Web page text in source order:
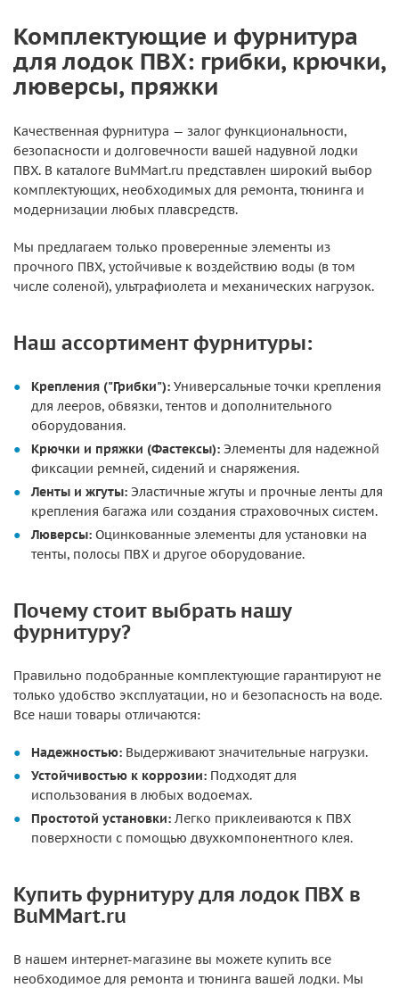
Комплектующие и фурнитура
для лодок ПВХ: грибки, крючки,
люверсы, пряжки
Качественная фурнитура — залог функциональности,
безопасности и долговечности вашей надувной лодки
ПВХ. В каталоге BuMMart.ru представлен широкий выбор
комплектующих, необходимых для ремонта, тюнинга и
модернизации любых плавсредств.
Мы предлагаем только проверенные элементы из
прочного ПВХ, устойчивые к воздействию воды (в том
числе соленой), ультрафиолета и механических нагрузок.
Наш ассортимент фурнитуры:
Крепления ("Грибки"): Универсальные точки крепления
для лееров, обвязки, тентов и дополнительного
оборудования.
Крючки и пряжки (Фастексы): Элементы для надежной
фиксации ремней, сидений и снаряжения.
Ленты и жгуты: Эластичные жгуты и прочные ленты для
крепления багажа или создания страховочных систем.
Люверсы: Оцинкованные элементы для установки на
тенты, полосы ПВХ и другое оборудование.
Почему стоит выбрать нашу
фурнитуру?
Правильно подобранные комплектующие гарантируют не
только удобство эксплуатации, но и безопасность на воде.
Все наши товары отличаются:
Надежностью: Выдерживают значительные нагрузки.
Устойчивостью к коррозии: Подходят для
использования в любых водоемах.
Простотой установки: Легко приклеиваются к ПВХ
поверхности с помощью двухкомпонентного клея.
Купить фурнитуру для лодок ПВХ в
BuMMart.ru
В нашем интернет-магазине вы можете купить все
необходимое для ремонта и тюнинга вашей лодки. Мы